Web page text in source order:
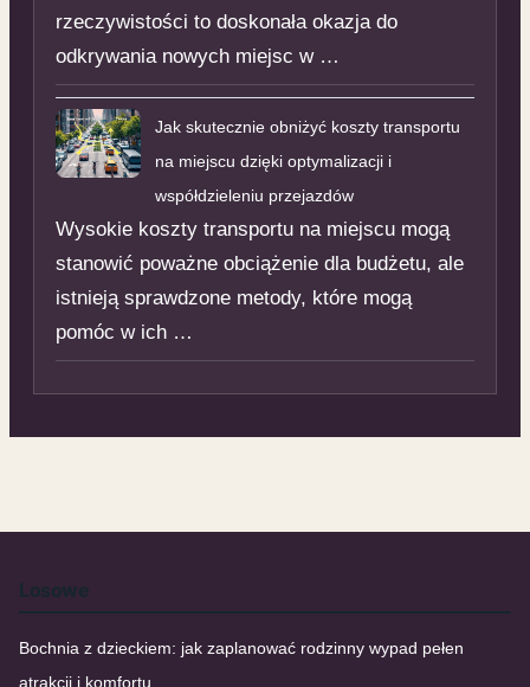
rzeczywistości to doskonała okazja do
odkrywania nowych miejsc w …
Jak skutecznie obniżyć koszty transportu
na miejscu dzięki optymalizacji i
współdzieleniu przejazdów
Wysokie koszty transportu na miejscu mogą
stanowić poważne obciążenie dla budżetu, ale
istnieją sprawdzone metody, które mogą
pomóc w ich …
Losowe
Bochnia z dzieckiem: jak zaplanować rodzinny wypad pełen
atrakcji i komfortu